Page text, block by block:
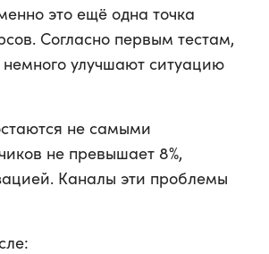
это ещё одна точка
Согласно первым тестам,
улучшают ситуацию
не самыми
не превышает 8%,
Каналы эти проблемы